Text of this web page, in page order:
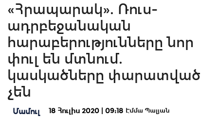
«Հրապարակ». Ռուս-
ադրբեջանական
հարաբերությունները նոր
փուլ են մտնում.
կասկածները փարատված
չեն
Մամուլ 18 Հուլիս 2020 | 09:18 Էմմա Պալյան